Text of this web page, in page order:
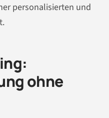
personalisierten und
ohne